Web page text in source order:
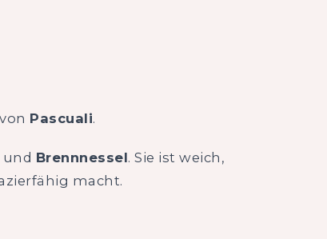
Pascuali.
und Brennnessel. Sie ist weich,
macht.